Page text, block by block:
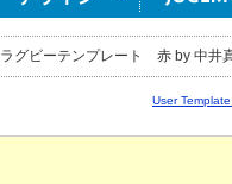
ラグビーテンプレート 赤 by 中井
User